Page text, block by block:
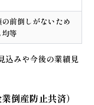
前倒しがないため
等
込みや今後の業績見
倒産防止共済）